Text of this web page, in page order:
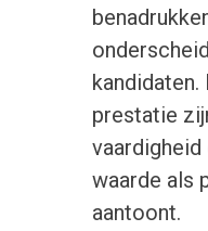
prestatie
waarde als
aantoont.